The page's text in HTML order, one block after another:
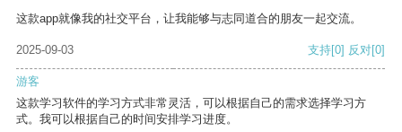
这款app就像我的社交平台，让我能够与志同道合的朋友一起交流。
2025-09-03 支持[0] 反对[0]
游客
这款学习软件的学习方式非常灵活，可以根据自己的需求选择学习方
式。我可以根据自己的时间安排学习进度。